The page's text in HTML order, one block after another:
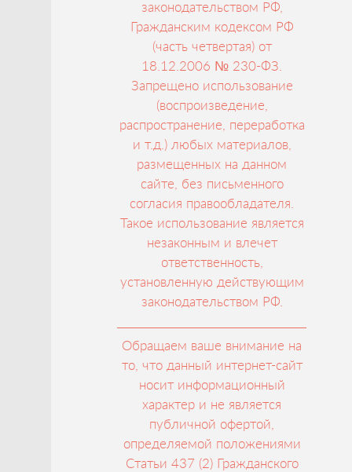
законодательством РФ,
Гражданским кодексом РФ
(часть четвертая) от
18.12.2006 № 230-ФЗ.
Запрещено использование
(воспроизведение,
распространение, переработка
и т.д.) любых материалов,
размещенных на данном
сайте, без письменного
согласия правообладателя.
Такое использование является
незаконным и влечет
ответственность,
установленную действующим
законодательством РФ.
Обращаем ваше внимание на
то, что данный интернет-сайт
носит информационный
характер и не является
публичной офертой,
определяемой положениями
Статьи 437 (2) Гражданского